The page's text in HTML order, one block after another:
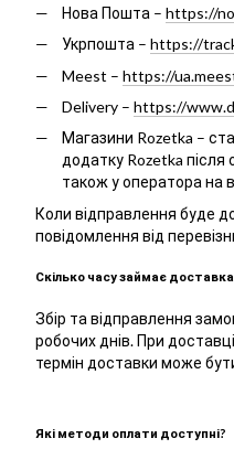
Нова Пошта – https://
Укрпошта – https://
Meest – https://
Delivery – https://
Магазини Rozetka –
додатку Rozetka
також у оператора на
Коли відправлення буде
повідомлення від
Скілько часу займає
Збір та відправлення
робочих днів. При
термін доставки може
Які методи оплати доступні?